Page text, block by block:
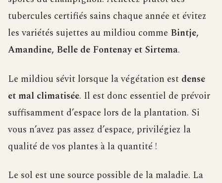
tubercules certifiés sains chaque année et évitez
les variétés sujettes au mildiou comme Bintje,
Amandine, Belle de Fontenay et Sirtema.
Le mildiou sévit lorsque la végétation est dense
et mal climatisée. Il est donc essentiel de prévoir
suffisamment d’espace lors de la plantation. Si
vous n’avez pas assez d’espace, privilégiez la
qualité de vos plantes à la quantité !
Le sol est une source possible de la maladie. La